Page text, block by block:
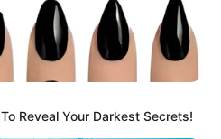
DANIEL ARENAS
Daniella Álvarez le habría
puesto fin a su relación
con Daniel Arenas por el
Reveal Your Darkest Secrets!